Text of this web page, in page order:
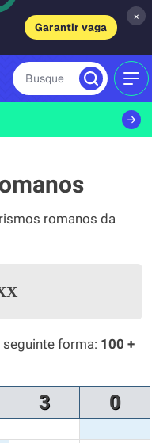
Garantir vaga
×
Busque
romanos da
forma: 100 +
3 0